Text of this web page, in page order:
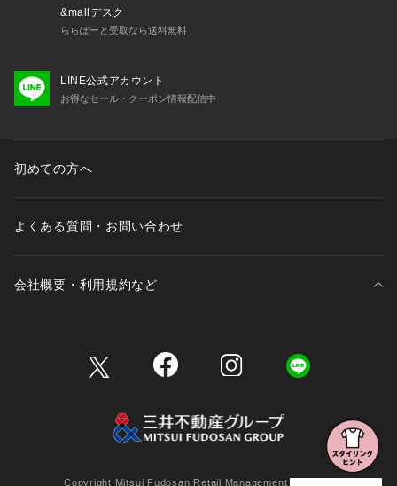
&mallデスク
ららぽーと受取なら送料無料
LINE公式アカウント
お得なセール・クーポン情報配信中
初めての方へ
よくある質問・お問い合わせ
会社概要・利用規約など
Copyright Mitsui Fudosan Retail Management Co., Ltd.